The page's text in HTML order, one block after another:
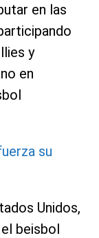
en las
y
en
su
Unidos,
beisbol